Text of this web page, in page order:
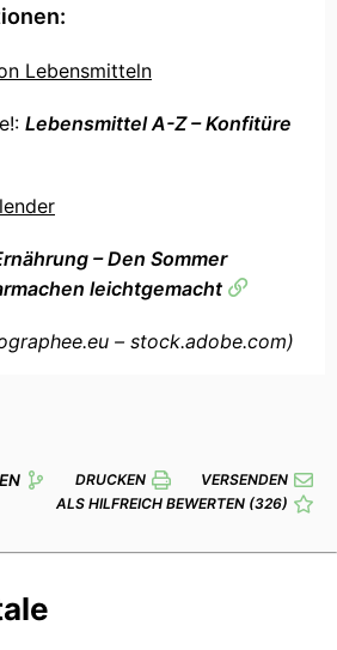
Lebensmitteln
Lebensmittel A-Z – Konfitüre
– Den Sommer
leichtgemacht
– stock.adobe.com)
DRUCKEN
VERSENDEN
ALS HILFREICH BEWERTEN (326)